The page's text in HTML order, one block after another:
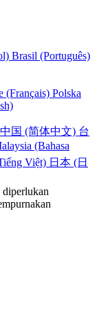
Brasil (Português)
(Français) Polska
中国 (简体中文) 台
(Bahasa
Việt) 日本 (日